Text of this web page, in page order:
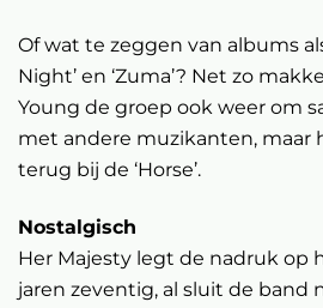
Of wat te zeggen van albums
Night’ en ‘Zuma’? Net zo
Young de groep ook weer om
met andere muzikanten, maar
terug bij de ‘Horse’.
Nostalgisch
Her Majesty legt de nadruk op
jaren zeventig, al sluit de band